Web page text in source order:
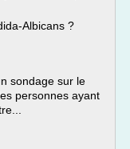
Albicans ?
sondage sur le
personnes ayant